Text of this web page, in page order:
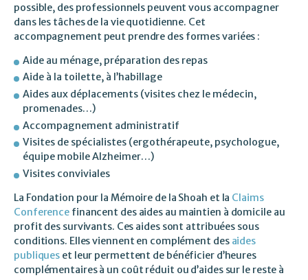
possible, des professionnels peuvent vous accompagner
dans les tâches de la vie quotidienne. Cet
accompagnement peut prendre des formes variées :
Aide au ménage, préparation des repas
Aide à la toilette, à l’habillage
Aides aux déplacements (visites chez le médecin,
promenades…)
Accompagnement administratif
Visites de spécialistes (ergothérapeute, psychologue,
équipe mobile Alzheimer…)
Visites conviviales
La Fondation pour la Mémoire de la Shoah et la Claims
Conference financent des aides au maintien à domicile au
profit des survivants. Ces aides sont attribuées sous
conditions. Elles viennent en complément des aides
publiques et leur permettent de bénéficier d’heures
complémentaires à un coût réduit ou d’aides sur le reste à